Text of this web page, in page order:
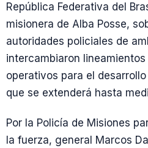
República Federativa del
misionera de Alba Posse,
autoridades policiales de
intercambiaron
operativos para el
que se extenderá hasta
Por la Policía de Misiones
la fuerza, general Marcos